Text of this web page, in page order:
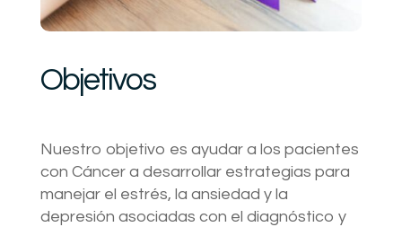
Objetivos
Nuestro objetivo es ayudar a los pacientes
con Cáncer a desarrollar estrategias para
manejar el estrés, la ansiedad y la
depresión asociadas con el diagnóstico y